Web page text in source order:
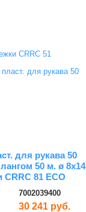
для рукава 50
50 м. ø 8x14
81 ECO
7002039400
30 241 руб.